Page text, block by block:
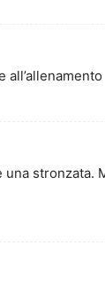
all’allenamento
una stronzata.